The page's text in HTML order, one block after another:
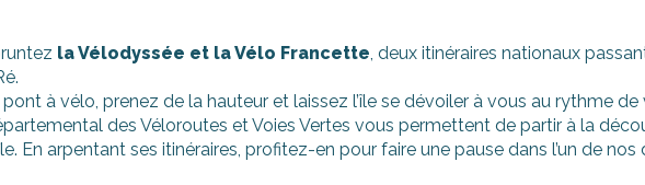
la Vélodyssée et la Vélo Francette, deux itinéraires nationaux
à vélo, prenez de la hauteur et laissez l’île se dévoiler à vous au rythme
des Véloroutes et Voies Vertes vous permettent de partir à la
En arpentant ses itinéraires, profitez-en pour faire une pause dans l’un de